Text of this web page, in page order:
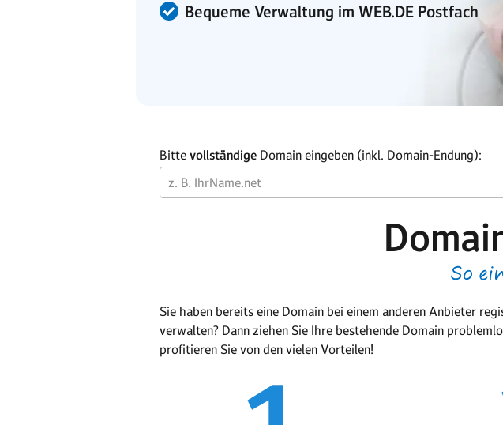
Bequeme Verwaltung im WEB.DE Postfach
Bitte vollständige Domain eingeben (inkl. Domain-Endung):
So
Sie haben bereits eine Domain bei einem anderen Anbieter
verwalten? Dann ziehen Sie Ihre bestehende Domain
profitieren Sie von den vielen Vorteilen!